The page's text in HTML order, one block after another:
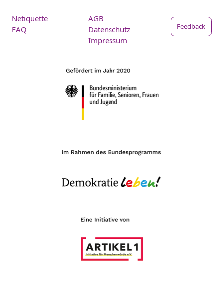
Netiquette
FAQ
AGB
Datenschutz
Impressum
Feedback